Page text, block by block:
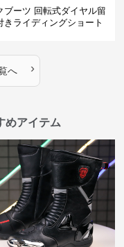
ブーツ 回転式ダイヤル留
きライディングショート
へ ›
めアイテム